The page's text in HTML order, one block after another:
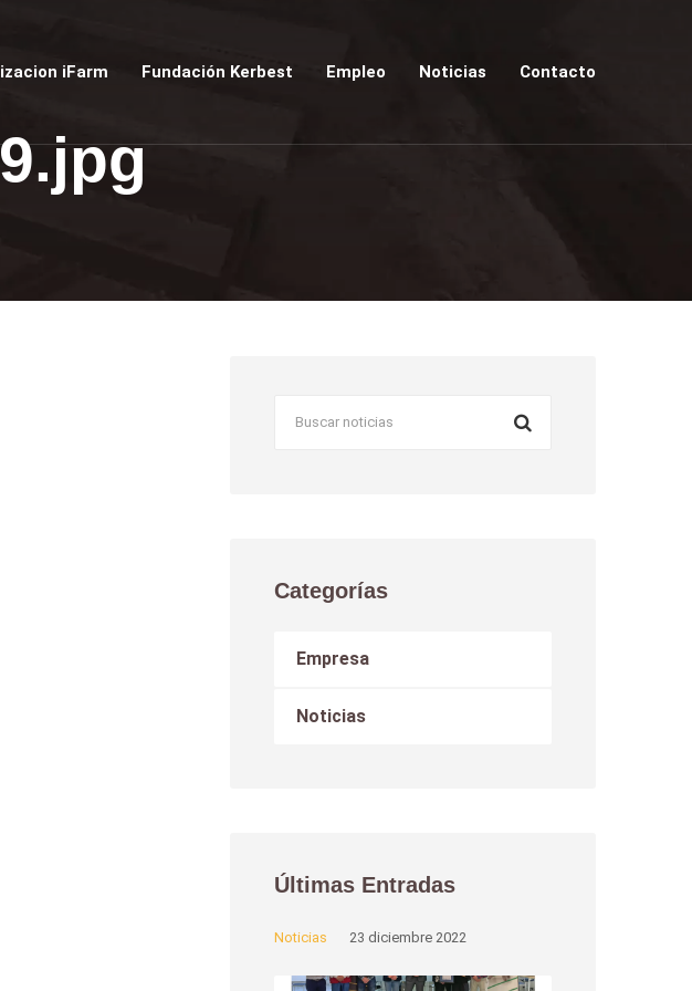
iFarm Fundación Kerbest Empleo Noticias Contacto
Categorías
Empresa
Noticias
Últimas Entradas
Noticias 23 diciembre 2022